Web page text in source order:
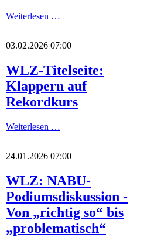
Weiterlesen …
03.02.2026 07:00
WLZ-Titelseite:
Klappern auf
Rekordkurs
Weiterlesen …
24.01.2026 07:00
WLZ: NABU-
Podiumsdiskussion -
Von „richtig so“ bis
„problematisch“